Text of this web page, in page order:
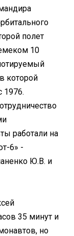
полет
10
которой
1976.
работали на
6» -
Ю.В. и
35 минут и
но